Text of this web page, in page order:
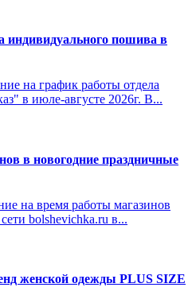
индивидуального пошива в
на график работы отдела
в июле-августе 2026г. В...
в новогодние праздничные
на время работы магазинов
bolshevichka.ru в...
женской одежды PLUS SIZE